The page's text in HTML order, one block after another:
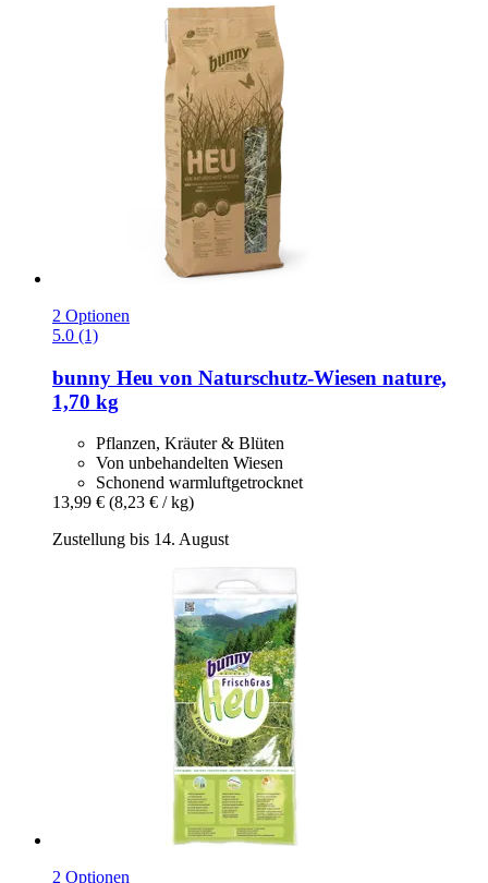
2 Optionen
5.0 (1)
bunny Heu von Naturschutz-​Wiesen nature,
1,70 kg
Pflanzen, Kräuter & Blüten
Von unbehandelten Wiesen
Schonend warmluftgetrocknet
13,99 € (8,23 € / kg)
Zustellung bis 14. August
2 Optionen